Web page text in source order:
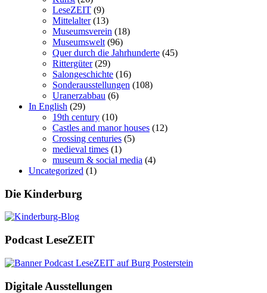
LeseZEIT (9)
Mittelalter(13)
Museumsverein (18)
Museumswelt (96)
Quer durch die Jahrhunderte (45)
Rittergüter(29)
Salongeschichte (16)
Sonderausstellungen (108)
Uranerzabbau (6)
In English (29)
19th century (10)
Castles and manor houses (12)
Crossing centuries (5)
medieval times (1)
museum & social media (4)
Uncategorized (1)
Die Kinderburg
Podcast LeseZEIT
Digitale Ausstellungen